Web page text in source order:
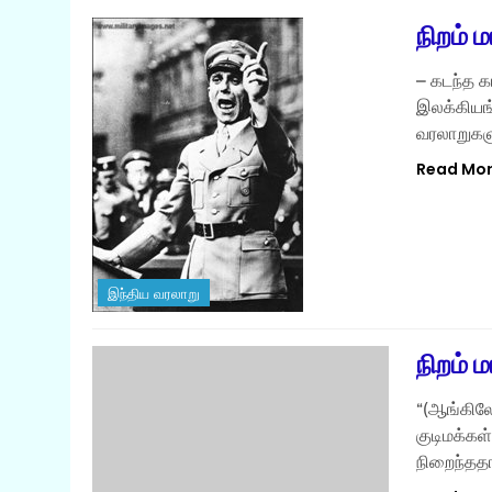
இந்திய வரலாறு
நிறம்
– கடந்த
Read
நிறம்